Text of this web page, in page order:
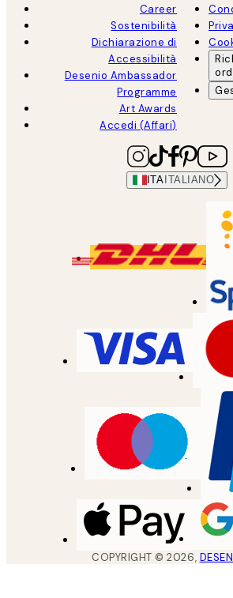
Career
Sostenibilità
Dichiarazione di
Accessibilità
Desenio Ambassador
Programme
Art Awards
Accedi (Affari)
ITA ITALIANO
COPYRIGHT ©2026,